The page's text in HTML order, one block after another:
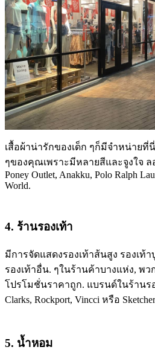
เสื้อผ้าน่ารักของเด็ก ๆก็มีจำหน่ายที่
ๆของคุณเพราะมีหลายสีและจูงใจ ล
Poney Outlet, Anakku, Polo Ralph
World.
4. ร้านรองเท้า
มีการจัดแสดงรองเท้าส้นสูง รองเท้
รองเท้าอื่น. ๆในร้านค้าบางแห่ง, พ
โปรโมชั่นราคาถูก. แบรนด์ในร้านรอ
Clarks, Rockport, Vincci หรือ
5. น้ำหอม